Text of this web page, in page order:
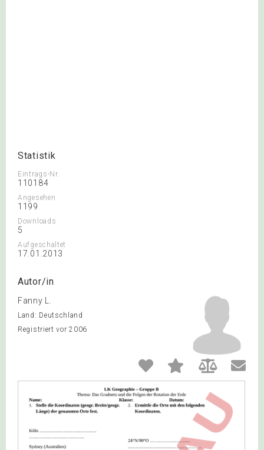
Statistik
Eintrags-Nr.
110184
Angesehen
1199
Downloads
5
Aufgeschaltet
17.01.2013
Autor/in
Fanny L.
Land: Deutschland
Registriert vor 2006